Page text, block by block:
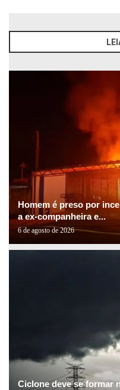
Homem é preso por
a ex-companheira e...
6 de agosto de 2026
Ciclone deve se formar